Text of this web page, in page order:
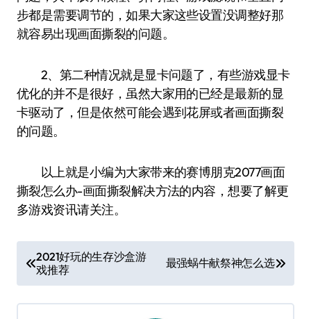
步都是需要调节的，如果大家这些设置没调整好那
就容易出现画面撕裂的问题。
2、第二种情况就是显卡问题了，有些游戏显卡
优化的并不是很好，虽然大家用的已经是最新的显
卡驱动了，但是依然可能会遇到花屏或者画面撕裂
的问题。
以上就是小编为大家带来的赛博朋克2077画面
撕裂怎么办-画面撕裂解决方法的内容，想要了解更
多游戏资讯请关注。
章
导
2021好玩的生存沙盒游
戏推荐
最强蜗牛献祭神怎么选